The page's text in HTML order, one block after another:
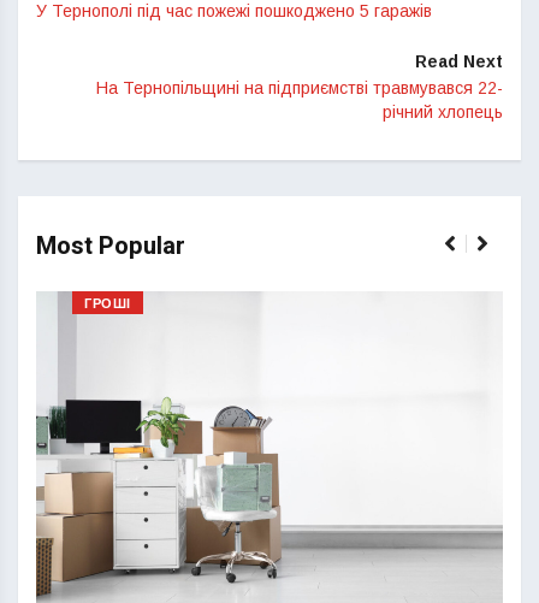
У Тернополі під час пожежі пошкоджено 5 гаражів
Read Next
На Тернопільщині на підприємстві травмувався 22-
річний хлопець
Most Popular
ГРОШІ